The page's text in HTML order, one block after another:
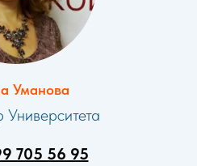
Уманова
705 56 95